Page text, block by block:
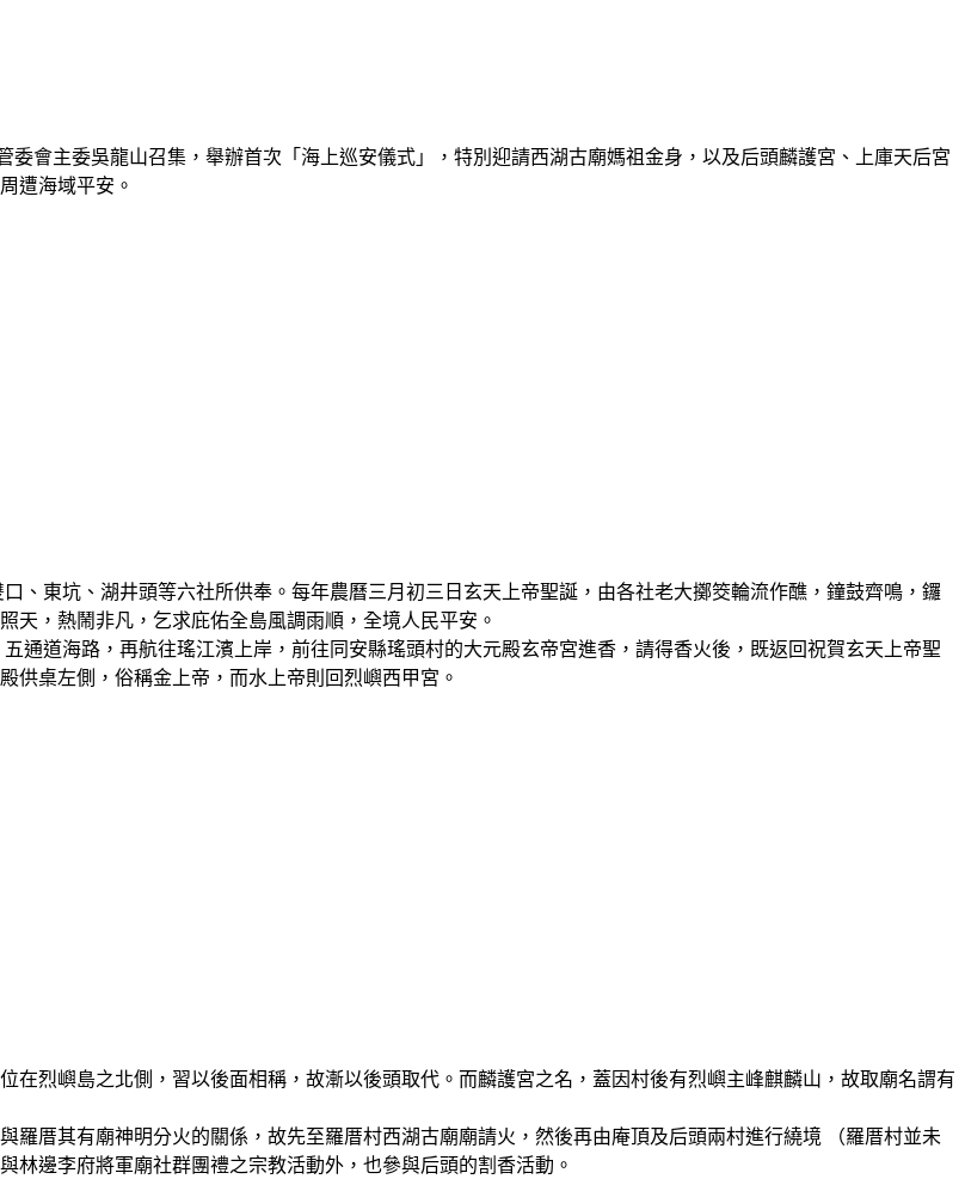
會主委吳龍山召集，舉辦首次「海上巡安儀式」，特別迎請西湖古廟媽祖金身，以及后頭麟護宮、上庫天后宮
遭海域平安。
東坑、湖井頭等六社所供奉。每年農曆三月初三日玄天上帝聖誕，由各社老大擲筊輪流作醮，鐘鼓齊鳴，鑼
天，熱鬧非凡，乞求庇佑全島風調雨順，全境人民平安。
通道海路，再航往瑤江濱上岸，前往同安縣瑤頭村的大元殿玄帝宮進香，請得香火後，既返回祝賀玄天上帝聖
供桌左側，俗稱金上帝，而水上帝則回烈嶼西甲宮。
烈嶼島之北側，習以後面相稱，故漸以後頭取代。而麟護宮之名，蓋因村後有烈嶼主峰麒麟山，故取廟名謂有
厝其有廟神明分火的關係，故先至羅厝村西湖古廟廟請火，然後再由庵頂及后頭兩村進行繞境 （羅厝村並未
林邊李府將軍廟社群團禮之宗教活動外，也參與后頭的割香活動。